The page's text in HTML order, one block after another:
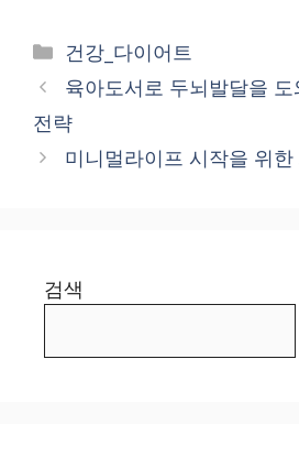
Categories
건강_다이어트
육아도서로 두뇌발달을
전략
미니멀라이프 시작을 위
검색